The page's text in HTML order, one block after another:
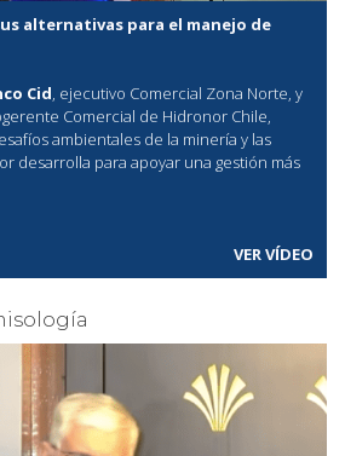
alternativas para el manejo de
Cid, ejecutivo Comercial Zona Norte, y
Comercial de Hidronor Chile,
ambientales de la minería y las
desarrolla para apoyar una gestión más
VER VÍDEO